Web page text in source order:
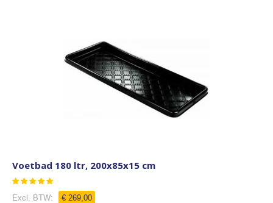
Voetbad 180 ltr, 200x85x15 cm
Waardering:
87
100
€ 269,00